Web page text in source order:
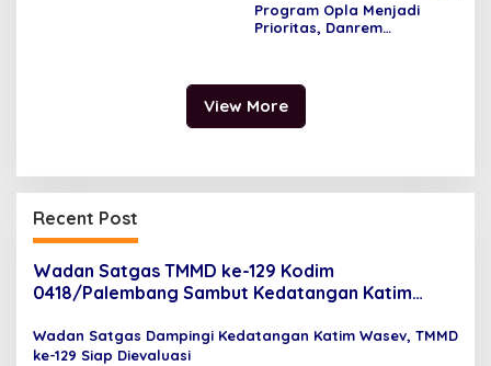
Program Opla Menjadi
Prioritas, Danrem
View More
Recent Post
Wadan Satgas TMMD ke-129 Kodim
0418/Palembang Sambut Kedatangan Katim
Wadan Satgas Dampingi Kedatangan Katim Wasev, TMMD
ke-129 Siap Dievaluasi